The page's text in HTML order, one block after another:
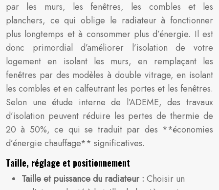
par les murs, les fenêtres, les combles et les
planchers, ce qui oblige le radiateur à fonctionner
plus longtemps et à consommer plus d’énergie. Il est
donc primordial d’améliorer l’isolation de votre
logement en isolant les murs, en remplaçant les
fenêtres par des modèles à double vitrage, en isolant
les combles et en calfeutrant les portes et les fenêtres.
Selon une étude interne de l’ADEME, des travaux
d’isolation peuvent réduire les pertes de thermie de
20 à 50%, ce qui se traduit par des **économies
d’énergie chauffage** significatives.
Taille, réglage et positionnement
Taille et puissance du radiateur : Choisir un